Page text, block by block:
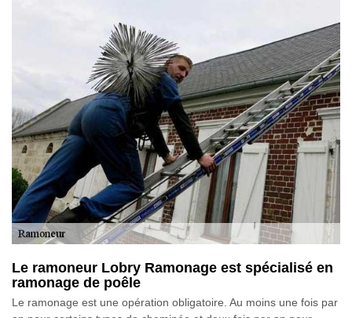
Le ramoneur Lobry Ramonage est spécialisé en
ramonage de poêle
Le ramonage est une opération obligatoire. Au moins une fois par